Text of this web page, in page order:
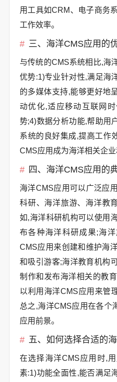
用工具如CRM、电子商务
工作效率。
三、海洋CMS应用的
与传统的CMS系统相比,海
优势:1)专业针对性,满足海
的多媒体支持,能够更好地
动优化,适应移动互联网
势;4)数据分析功能,帮助用
系统的良好集成,提高工作
CMS应用成为海洋相关企业
四、海洋CMS应用的
海洋CMS应用可以广泛应
科研、海洋旅游、海洋教
如,海洋科研机构可以使用
布各种海洋科研成果;海
CMS应用来创建和维护海
和吸引游客;海洋教育机构
制作和发布海洋相关的教
以利用海洋CMS应用来管
总之,海洋CMS应用在各个
应用前景。
五、如何选择合适的
在选择海洋CMS应用时,
素:1)功能全面性,能否满足